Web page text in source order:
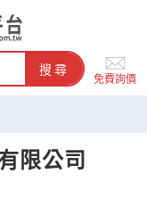
台搜尋
免費詢價
限公司